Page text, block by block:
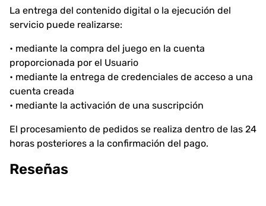
La entrega del contenido digital o la ejecución del
servicio puede realizarse:
• mediante la compra del juego en la cuenta
proporcionada por el Usuario
• mediante la entrega de credenciales de acceso a una
cuenta creada
• mediante la activación de una suscripción
El procesamiento de pedidos se realiza dentro de las 24
horas posteriores a la confirmación del pago.
Reseñas